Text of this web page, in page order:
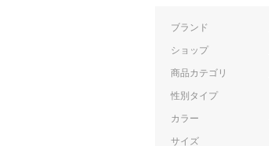
ブランド
ショップ
商品カテゴリ
性別タイプ
カラー
サイズ